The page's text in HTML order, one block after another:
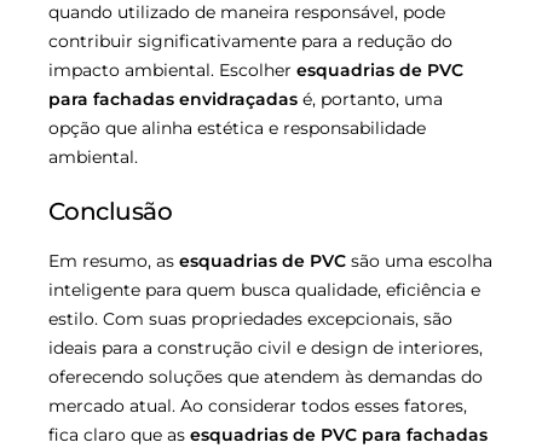
quando utilizado de maneira responsável, pode
contribuir significativamente para a redução do
impacto ambiental. Escolher esquadrias de PVC
para fachadas envidraçadas é, portanto, uma
opção que alinha estética e responsabilidade
ambiental.
Conclusão
Em resumo, as esquadrias de PVC são uma escolha
inteligente para quem busca qualidade, eficiência e
estilo. Com suas propriedades excepcionais, são
ideais para a construção civil e design de interiores,
oferecendo soluções que atendem às demandas do
mercado atual. Ao considerar todos esses fatores,
fica claro que as esquadrias de PVC para fachadas